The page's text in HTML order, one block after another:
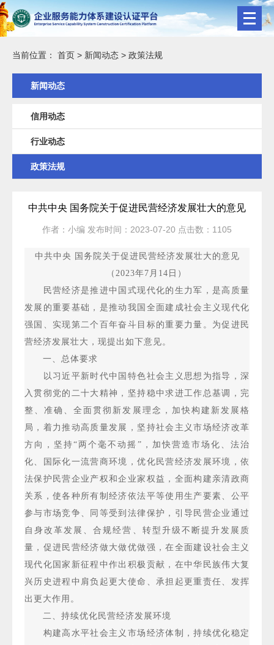
当前位置： 首页 > 新闻动态 > 政策法规
新闻动态
信用动态
行业动态
政策法规
中共中央 国务院关于促进民营经济发展壮大的意见
作者： 小编 发布时间： 2023-07-20 点击数： 1105
中共中央 国务院关于促进民营经济发展壮大的意见
（2023年7月14日）
民营经济是推进中国式现代化的生力军，是高质量
发展的重要基础，是推动我国全面建成社会主义现代化
强国、实现第二个百年奋斗目标的重要力量。为促进民
营经济发展壮大，现提出如下意见。
一、总体要求
以习近平新时代中国特色社会主义思想为指导，深
入贯彻党的二十大精神，坚持稳中求进工作总基调，完
整、准确、全面贯彻新发展理念，加快构建新发展格
局，着力推动高质量发展，坚持社会主义市场经济改革
方向，坚持“两个毫不动摇”，加快营造市场化、法治
化、国际化一流营商环境，优化民营经济发展环境，依
法保护民营企业产权和企业家权益，全面构建亲清政商
关系，使各种所有制经济依法平等使用生产要素、公平
参与市场竞争、同等受到法律保护，引导民营企业通过
自身改革发展、合规经营、转型升级不断提升发展质
量，促进民营经济做大做优做强，在全面建设社会主义
现代化国家新征程中作出积极贡献，在中华民族伟大复
兴历史进程中肩负起更大使命、承担起更重责任、发挥
出更大作用。
二、持续优化民营经济发展环境
构建高水平社会主义市场经济体制，持续优化稳定